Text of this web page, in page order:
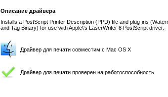
Описание драйвера
Installs a PostScript Printer Description (PPD) file and plug-ins
and Tag Binary) for use with Apple\'s LaserWriter 8 PostScript driver.
Драйвер для печати совместим с Mac OS X
Драйвер для печати проверен на работоспособность